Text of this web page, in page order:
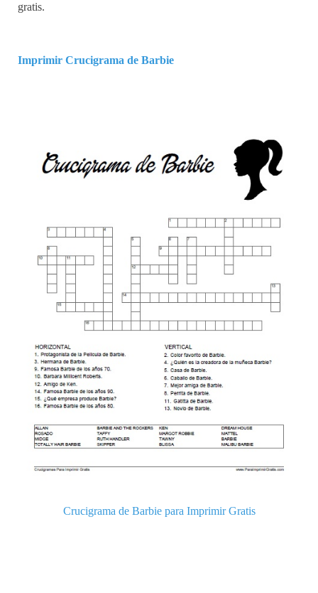
gratis.
Imprimir Crucigrama de Barbie
Crucigrama de Barbie para Imprimir Gratis